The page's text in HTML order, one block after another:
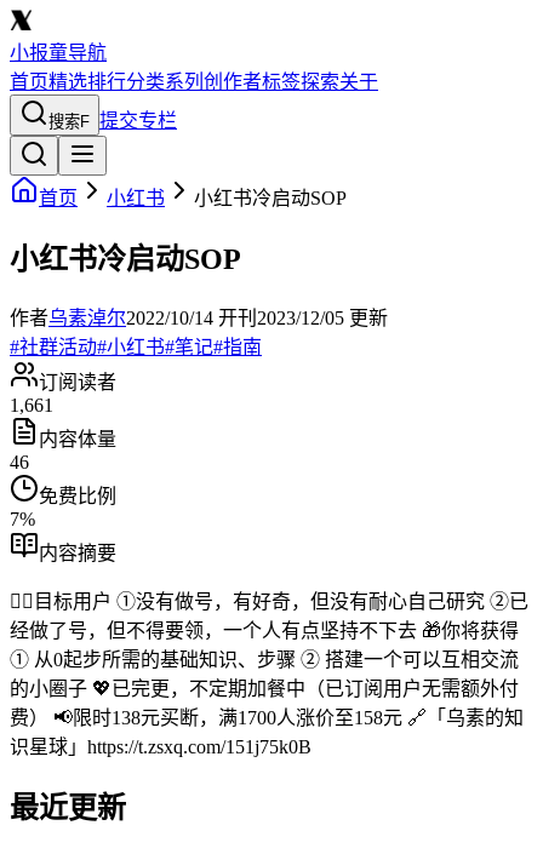
小报童导航
首页精选排行分类系列 创作者标签探索关于
搜索F 提交专栏
首页 小红书 小红书冷启动SOP
小红书冷启动SOP
作者乌素淖尔2022/10/14 开刊 2023/12/05 更新
#社群活动#小红书#笔记#指南
订阅读者
1,661
内容体量
46
免费比例
7%
内容摘要
🙋‍♀️目标用户 ①没有做号，有好奇，但没有耐心自己研究 ②已
经做了号，但不得要领，一个人有点坚持不下去 🎁你将获得
① 从0起步所需的基础知识、步骤 ② 搭建一个可以互相交流
的小圈子 💖已完更，不定期加餐中（已订阅用户无需额外付
费） 📢限时138元买断，满1700人涨价至158元 🔗「乌素的知
识星球」https://t.zsxq.com/151j75k0B
最近更新